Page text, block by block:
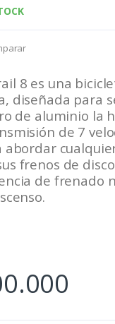
8 es una
diseñada para
de aluminio la
de 7
abordar
frenos de
de frenado